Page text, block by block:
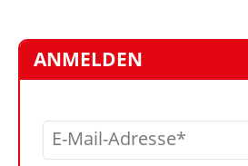
VIDEOS
BIBLIOTHEK
ANMELDEN
E-Mail-Adresse